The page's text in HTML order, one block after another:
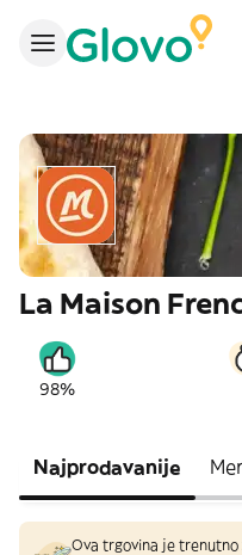
La Maison
98%
Najprodavanije
Ova trgovina je trenutno